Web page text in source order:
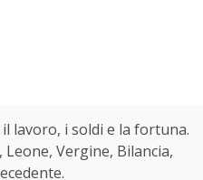
lavoro, i soldi e la fortuna.
Vergine, Bilancia,
.